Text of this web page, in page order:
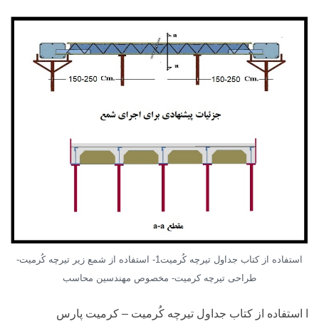
استفاده از کتاب جداول تیرچه کُرمیت1- استفاده از شمع زیر تیرچه کُرمیت-
طراحی تیرچه کرمیت- مخصوص مهندسین محاسب
ا استفاده از کتاب جداول تیرچه کُرمیت – کرمیت پارس